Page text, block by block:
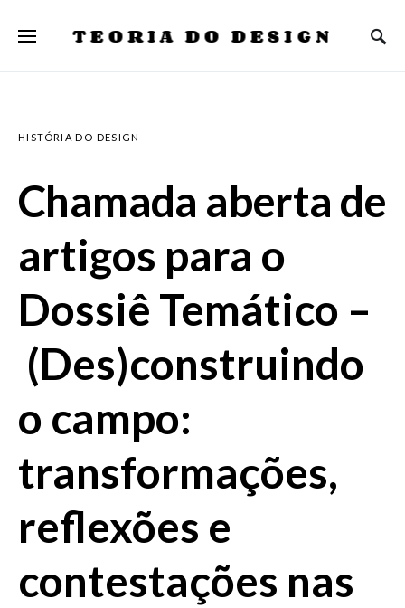
TEORIA DO DESIGN
HISTÓRIA DO DESIGN
Chamada aberta de
artigos para o
Dossiê Temático –
(Des)construindo
o campo:
transformações,
reflexões e
contestações nas